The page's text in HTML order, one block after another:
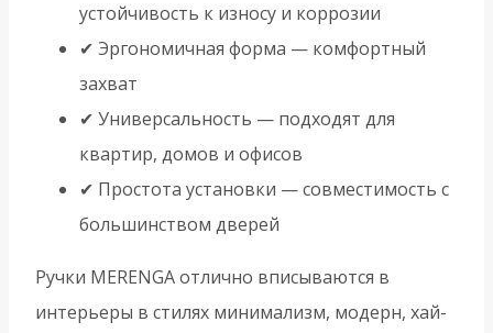
устойчивость к износу и коррозии
✔ Эргономичная форма — комфортный
захват
✔ Универсальность — подходят для
квартир, домов и офисов
✔ Простота установки — совместимость с
большинством дверей
Ручки MERENGA отлично вписываются в
интерьеры в стилях минимализм, модерн, хай-